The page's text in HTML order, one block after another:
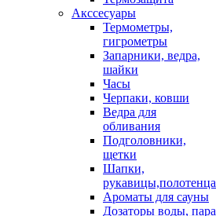
Аксcесуары
Термометры,
гигрометры
Запарники, ведра,
шайки
Часы
Черпаки, ковши
Ведра для
обливания
Подголовники,
щетки
Шапки,
рукавицы,полотенца
Ароматы для сауны
Дозаторы воды, пара